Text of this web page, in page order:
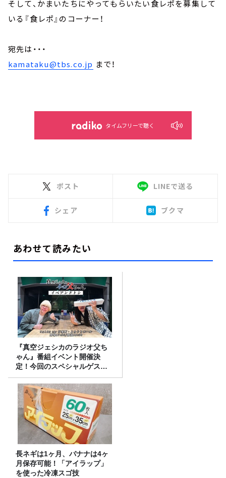
そして、かまいたちにやってもらいたい食レポを募集して
いる『食レポ』のコーナー！
宛先は・・・
kamataku@tbs.co.jp まで！
タイムフリーで聴く
ポスト LINEで送る
シェア ブクマ
あわせて読みたい
『真空ジェシカのラジオ父ち
ゃん』番組イベント開催決
定！今回のスペシャルゲスト
は、タカアンドトシ！
長ネギは1ヶ月、バナナは4ヶ
月保存可能！「アイラップ」
を使った冷凍スゴ技